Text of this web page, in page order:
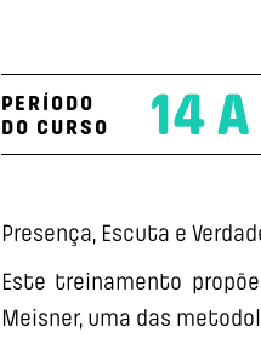
PERÍODO
DO CURSO
14
Presença, Escuta e
Este treinamento
Meisner, uma das